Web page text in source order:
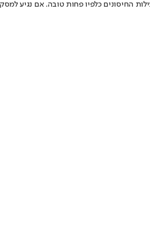
החיסונים כלפיו פחות טובה. אם נגיע